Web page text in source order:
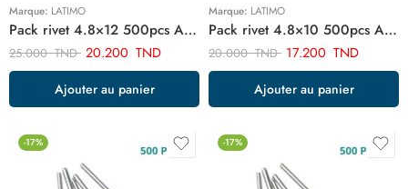
Marque: LATIMO
Pack rivet 4.8×12 500pcs ART03001
25.000TND 20.200 TND
Ajouter au panier
Marque: LATIMO
Pack rivet 4.8×10 500pcs ART03007
20.000TND 17.200 TND
Ajouter au panier
-17% -17%